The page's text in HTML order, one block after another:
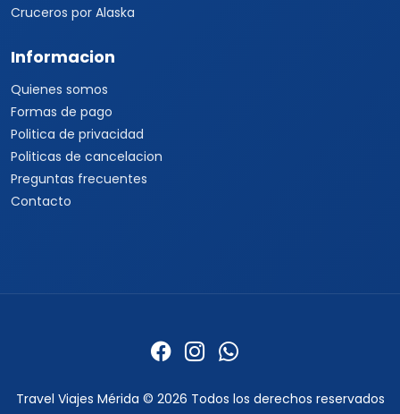
Cruceros por Alaska
Informacion
Quienes somos
Formas de pago
Politica de privacidad
Politicas de cancelacion
Preguntas frecuentes
Contacto
Travel Viajes Mérida © 2026 Todos los derechos reservados